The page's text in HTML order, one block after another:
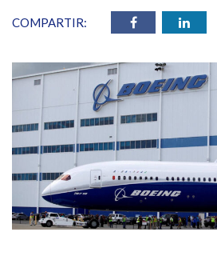
COMPARTIR: